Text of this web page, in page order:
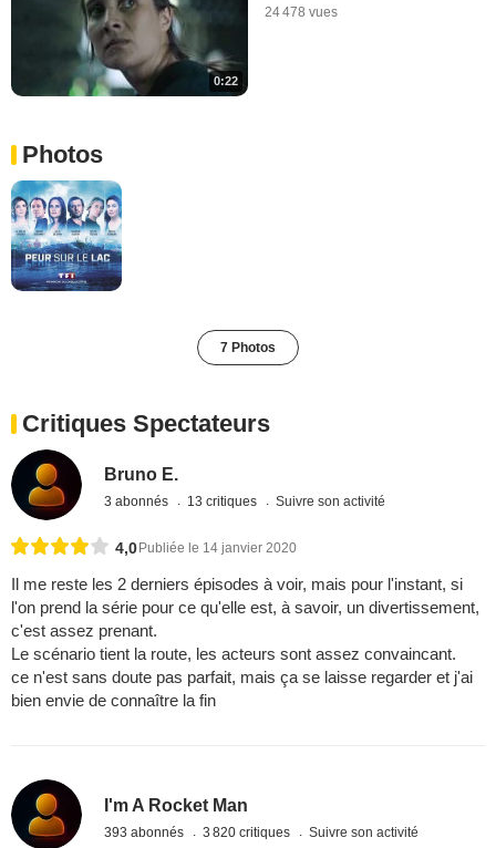
0:22
24 478 vues
Photos
7 Photos
Critiques Spectateurs
Bruno E.
3 abonnés 13 critiques Suivre son activité
4,0 Publiée le 14 janvier 2020
Il me reste les 2 derniers épisodes à voir, mais pour l'instant, si
l'on prend la série pour ce qu'elle est, à savoir, un divertissement,
c'est assez prenant.
Le scénario tient la route, les acteurs sont assez convaincant.
ce n'est sans doute pas parfait, mais ça se laisse regarder et j'ai
bien envie de connaître la fin
I'm A Rocket Man
393 abonnés 3 820 critiques Suivre son activité